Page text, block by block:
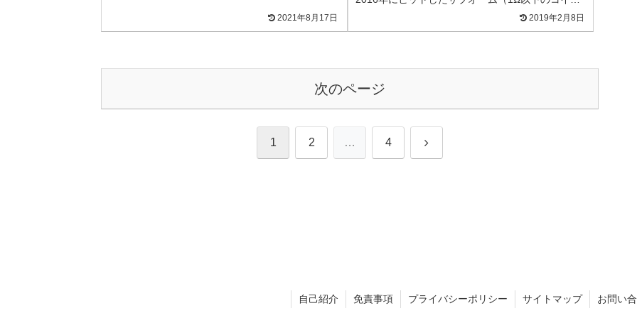
2021年8月17日 2019年2月8日
次のページ
1 2 … 4 次
自己紹介 免責事項 プライバシーポリシー サイトマップ お問い